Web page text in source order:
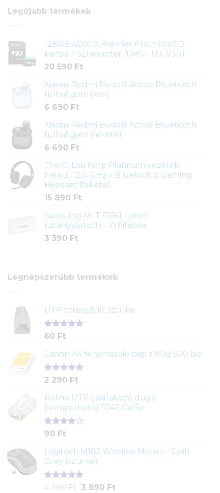
Legújabb termékek
128GB ADATA Premier Pro microSD
kártya + SD adapter (UHS-I U3, V30)
20 590 Ft
Xiaomi Redmi Buds 8 Active Bluetooth
fülhallgató (kék)
6 690 Ft
Xiaomi Redmi Buds 8 Active Bluetooth
fülhallgató (fekete)
6 690 Ft
The G-Lab Korp Platinum vezeték
nélküli (2,4 GHz + Bluetooth) Gaming
Headset (fekete)
15 890 Ft
Samsung MLT-D116L toner
(utángyártott) - Whitebox
3 390 Ft
Legnépszerűbb termékek
UTP törésgátló, szürke
Értékelés
ből,
1
értékelés
alapján
60 Ft
Canon A4 fénymásoló papír 80g 500 lap
Értékelés
ből,
2
értékelés
alapján
2 290 Ft
Roline UTP csatlakozó dugó
(krimpelhető) RJ45 Cat5e
Értékelés
5-ből,
2
értékelés
alapján
90 Ft
Logitech M185 Wireless Mouse - Swift
Grey (szürke)
Értékelés
1
4 290 Ft
Original
3 890 FtCurrent